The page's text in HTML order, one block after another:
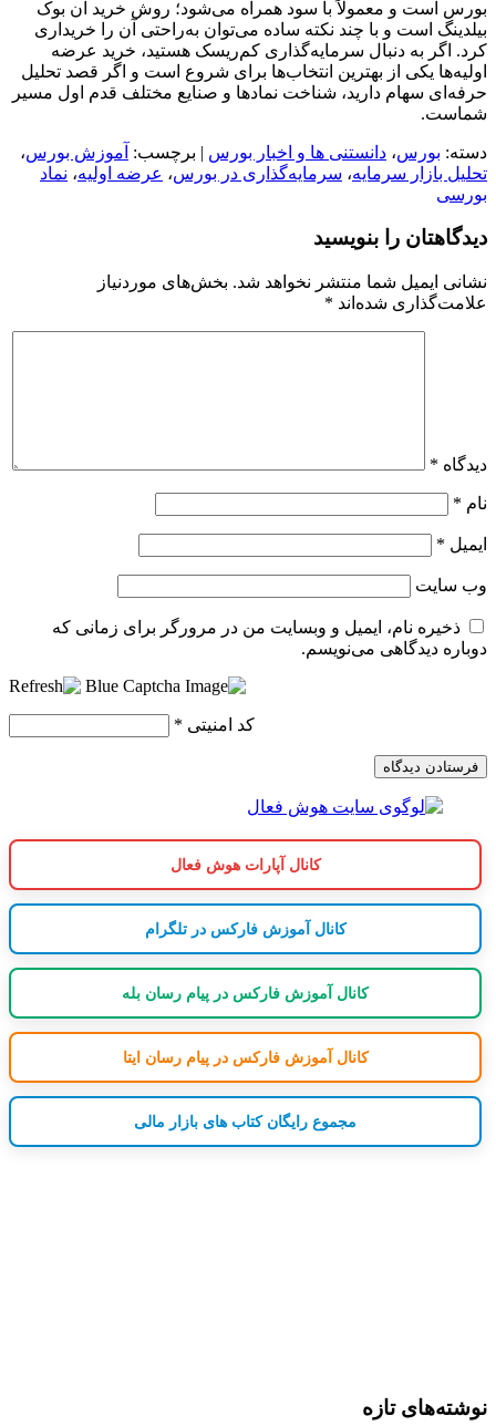
بورس است و معمولاً با سود همراه می‌شود؛ روش خرید آن بوک
بیلدینگ است و با چند نکته ساده می‌توان به‌راحتی آن را خریداری
کرد. اگر به دنبال سرمایه‌گذاری کم‌ریسک هستید، خرید عرضه
اولیه‌ها یکی از بهترین انتخاب‌ها برای شروع است و اگر قصد تحلیل
حرفه‌ای سهام دارید، شناخت نمادها و صنایع مختلف قدم اول مسیر
شماست.
دسته: بورس، دانستنی ها و اخبار بورس | برچسب: آموزش بورس،
تحلیل بازار سرمایه، سرمایه‌گذاری در بورس، عرضه اولیه، نماد
بورسی
دیدگاهتان را بنویسید
نشانی ایمیل شما منتشر نخواهد شد. بخش‌های موردنیاز
علامت‌گذاری شده‌اند *
دیدگاه *
نام *
ایمیل *
وب‌ سایت
ذخیره نام، ایمیل و وبسایت من در مرورگر برای زمانی که
دوباره دیدگاهی می‌نویسم.
کد امنیتی *
کانال آپارات هوش فعال
کانال آموزش فارکس در تلگرام
کانال آموزش فارکس در پیام رسان بله
کانال آموزش فارکس در پیام رسان ایتا
مجموع رایگان کتاب های بازار مالی
نوشته‌های تازه